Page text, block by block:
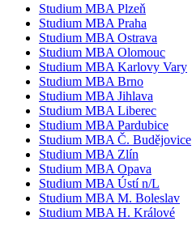
Studium MBA Plzeň
Studium MBA Praha
Studium MBA Ostrava
Studium MBA Olomouc
Studium MBA Karlovy Vary
Studium MBA Brno
Studium MBA Jihlava
Studium MBA Liberec
Studium MBA Pardubice
Studium MBA Č. Budějovice
Studium MBA Zlín
Studium MBA Opava
Studium MBA Ústí n/L
Studium MBA M. Boleslav
Studium MBA H. Králové